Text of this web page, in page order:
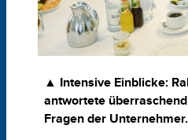
▲ Intensive Einblicke:
antwortete
Fragen der Unternehmer.